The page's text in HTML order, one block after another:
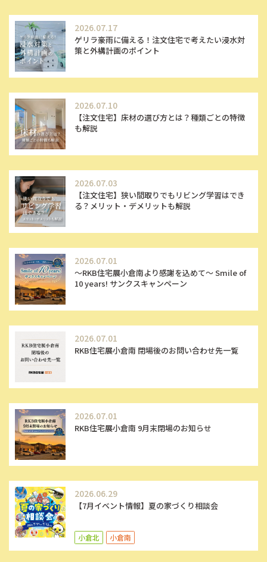
2026.07.17
ゲリラ豪雨に備える！注文住宅で考えたい浸水対
策と外構計画のポイント
2026.07.10
【注文住宅】床材の選び方とは？種類ごとの特徴
も解説
2026.07.03
【注文住宅】狭い間取りでもリビング学習はでき
る？メリット・デメリットも解説
2026.07.01
～RKB住宅展小倉南より感謝を込めて～ Smile of
10 years! サンクスキャンペーン
2026.07.01
RKB住宅展小倉南 閉場後のお問い合わせ先一覧
2026.07.01
RKB住宅展小倉南 9月末閉場のお知らせ
2026.06.29
【7月イベント情報】夏の家づくり相談会
小倉北 小倉南